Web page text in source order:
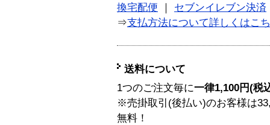
換宅配便
セブンイレブン決済
⇒支払方法について詳しくはこ
送料について
1つのご注文毎に一律1,100円(税
※売掛取引(後払い)のお客様は
無料！